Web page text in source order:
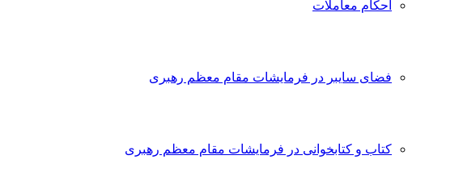
احکام معاملات
فضای سایبر در فرمایشات مقام معظم رهبری
کتاب و کتابخوانی در فرمایشات مقام معظم رهبری